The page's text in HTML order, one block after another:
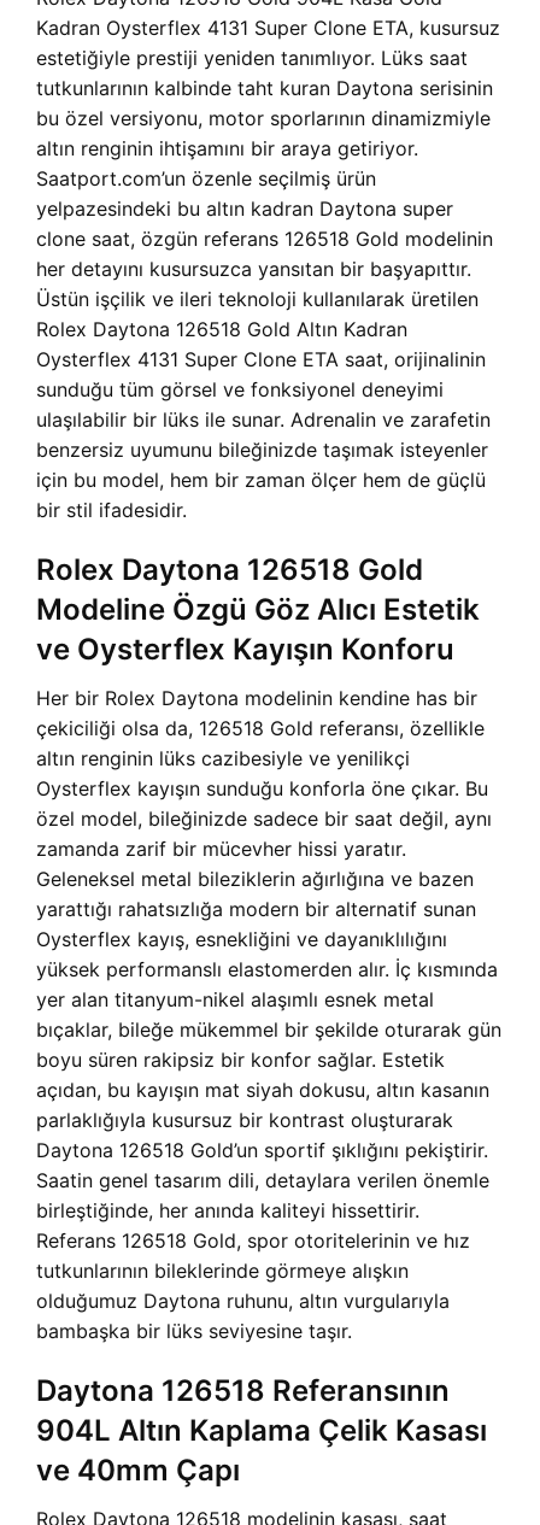
Kadran Oysterflex 4131 Super Clone ETA, kusursuz
estetiğiyle prestiji yeniden tanımlıyor. Lüks saat
tutkunlarının kalbinde taht kuran Daytona serisinin
bu özel versiyonu, motor sporlarının dinamizmiyle
altın renginin ihtişamını bir araya getiriyor.
Saatport.com’un özenle seçilmiş ürün
yelpazesindeki bu altın kadran Daytona super
clone saat, özgün referans 126518 Gold modelinin
her detayını kusursuzca yansıtan bir başyapıttır.
Üstün işçilik ve ileri teknoloji kullanılarak üretilen
Rolex Daytona 126518 Gold Altın Kadran
Oysterflex 4131 Super Clone ETA saat, orijinalinin
sunduğu tüm görsel ve fonksiyonel deneyimi
ulaşılabilir bir lüks ile sunar. Adrenalin ve zarafetin
benzersiz uyumunu bileğinizde taşımak isteyenler
için bu model, hem bir zaman ölçer hem de güçlü
bir stil ifadesidir.
Rolex Daytona 126518 Gold
Modeline Özgü Göz Alıcı Estetik
ve Oysterflex Kayışın Konforu
Her bir Rolex Daytona modelinin kendine has bir
çekiciliği olsa da, 126518 Gold referansı, özellikle
altın renginin lüks cazibesiyle ve yenilikçi
Oysterflex kayışın sunduğu konforla öne çıkar. Bu
özel model, bileğinizde sadece bir saat değil, aynı
zamanda zarif bir mücevher hissi yaratır.
Geleneksel metal bileziklerin ağırlığına ve bazen
yarattığı rahatsızlığa modern bir alternatif sunan
Oysterflex kayış, esnekliğini ve dayanıklılığını
yüksek performanslı elastomerden alır. İç kısmında
yer alan titanyum-nikel alaşımlı esnek metal
bıçaklar, bileğe mükemmel bir şekilde oturarak gün
boyu süren rakipsiz bir konfor sağlar. Estetik
açıdan, bu kayışın mat siyah dokusu, altın kasanın
parlaklığıyla kusursuz bir kontrast oluşturarak
Daytona 126518 Gold’un sportif şıklığını pekiştirir.
Saatin genel tasarım dili, detaylara verilen önemle
birleştiğinde, her anında kaliteyi hissettirir.
Referans 126518 Gold, spor otoritelerinin ve hız
tutkunlarının bileklerinde görmeye alışkın
olduğumuz Daytona ruhunu, altın vurgularıyla
bambaşka bir lüks seviyesine taşır.
Daytona 126518 Referansının
904L Altın Kaplama Çelik Kasası
ve 40mm Çapı
Rolex Daytona 126518 modelinin kasası, saat